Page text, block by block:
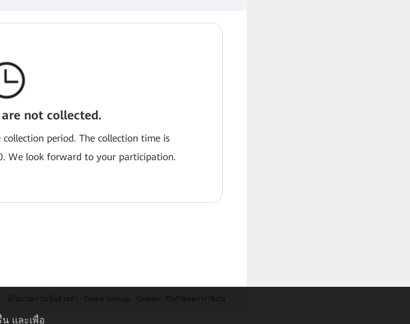
not collected.
period. The collection time is
We look forward to your participation.
นโยบายความเป็นส่วนตัว Cookie Settings Cookies ข้อกำหนดการใช้งาน
และเพื่อ